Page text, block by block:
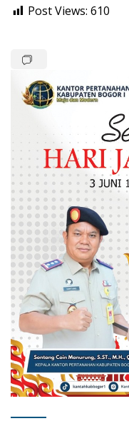
Post Views: 610